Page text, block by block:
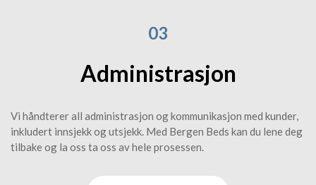
03
Administrasjon
Vi håndterer all administrasjon og kommunikasjon med kunder,
inkludert innsjekk og utsjekk. Med Bergen Beds kan du lene deg
tilbake og la oss ta oss av hele prosessen.